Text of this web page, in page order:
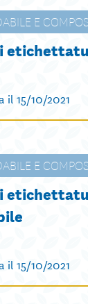
E
il 15/10/2021
E
il 15/10/2021